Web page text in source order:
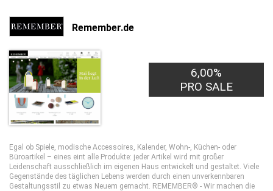
Remember.de
6,00%
PRO SALE
Egal ob Spiele, modische Accessoires, Kalender, Wohn-, Küchen- oder
Büroartikel – eines eint alle Produkte: jeder Artikel wird mit großer
Leidenschaft ausschließlich im eigenen Haus entwickelt und gestaltet. Viele
Gegenstände des täglichen Lebens werden durch einen unverkennbaren
Gestaltungsstil zu etwas Neuem gemacht. REMEMBER® - Wir machen die